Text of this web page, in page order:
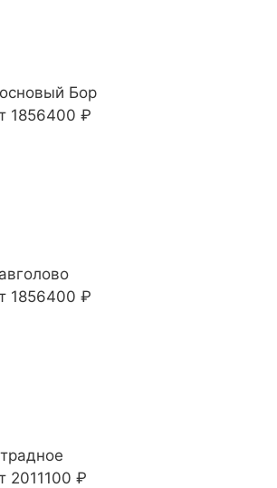
Бор
1856400 ₽
1856400 ₽
2011100 ₽